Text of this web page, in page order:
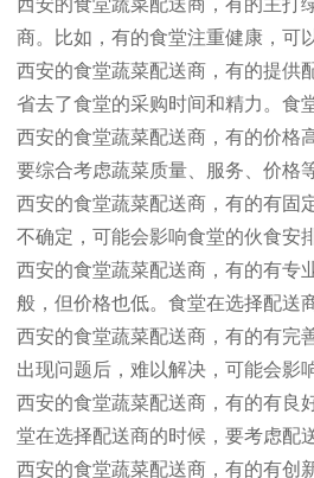
西安的食堂蔬菜配送商，有的主打
商。比如，有的食堂注重健康，可
西安的食堂蔬菜配送商，有的提供
省去了食堂的采购时间和精力。食
西安的食堂蔬菜配送商，有的价格
要综合考虑蔬菜质量、服务、价格
西安的食堂蔬菜配送商，有的有固
不确定，可能会影响食堂的伙食安
西安的食堂蔬菜配送商，有的有专
般，但价格也低。食堂在选择配送
西安的食堂蔬菜配送商，有的有完
出现问题后，难以解决，可能会影
西安的食堂蔬菜配送商，有的有良
堂在选择配送商的时候，要考虑配
西安的食堂蔬菜配送商，有的有创